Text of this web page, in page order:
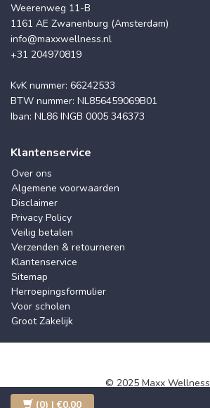
Weerenweg 11-B
1161 AE Zwanenburg (Amsterdam)
info@maxxwellness.nl
+31 204970819
KvK nummer: 66242533
BTW nummer: NL856459069B01
Iban: NL86 INGB 0005 346373
Klantenservice
Over ons
Algemene voorwaarden
Disclaimer
Privacy Policy
Veilig betalen
Verzenden & retourneren
Klantenservice
Sitemap
Herroepingsformulier
Voor scholen
Groot Zakelijk
© 2025 Maxx Wellness
(0) | €0,00